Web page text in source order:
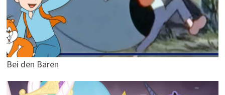
Bei den Bären